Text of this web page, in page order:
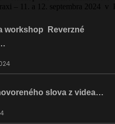
workshop Reverzné
slova z videa…